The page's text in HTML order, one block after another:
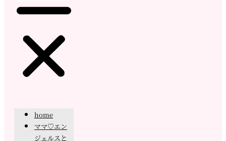
home
ママ♡エン
ジェルスと